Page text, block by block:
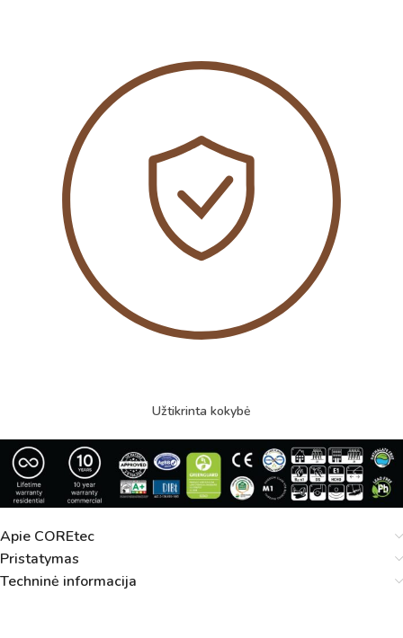
Užtikrinta kokybė
Apie COREtec
Pristatymas
Techninė informacija